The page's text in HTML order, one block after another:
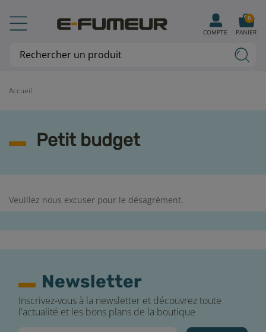
Accueil
Petit budget
Veuillez nous excuser pour le désagrément.
Newsletter
Inscrivez-vous à la newsletter et découvrez toute
l'actualité et les bons plans de la boutique
COMPTE PANIER
0